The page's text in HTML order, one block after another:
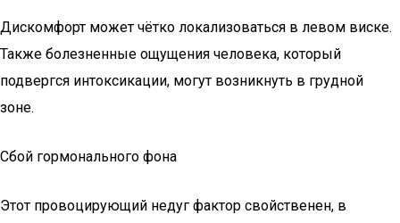
Дискомфорт может чётко локализоваться в левом виске.
Также болезненные ощущения человека, который
подвергся интоксикации, могут возникнуть в грудной
зоне.
Сбой гормонального фона
Этот провоцирующий недуг фактор свойственен, в